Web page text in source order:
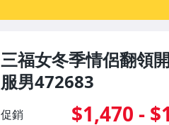
三福女冬季情侶翻領
服男472683
促銷 $1,470 -